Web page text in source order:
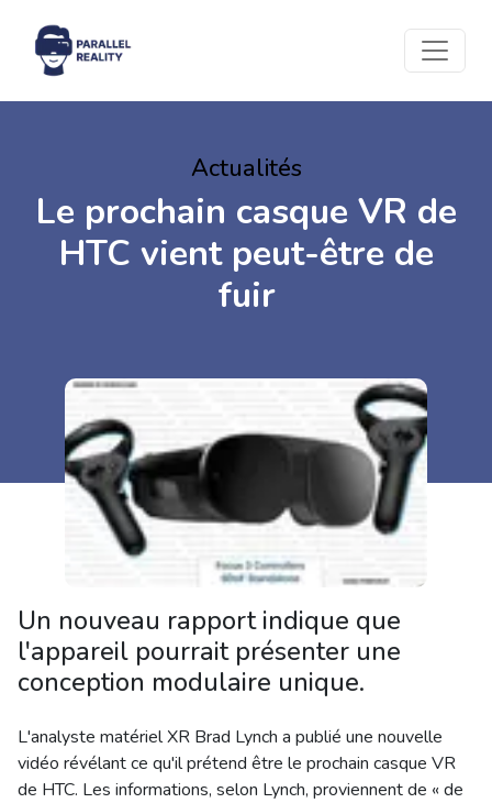
Actualités
Le prochain casque VR de
HTC vient peut-être de
fuir
Un nouveau rapport indique que
l'appareil pourrait présenter une
conception modulaire unique.
L'analyste matériel XR Brad Lynch a publié une nouvelle
vidéo révélant ce qu'il prétend être le prochain casque VR
de HTC. Les informations, selon Lynch, proviennent de « de